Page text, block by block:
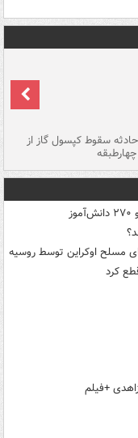
حادثه سقوط کپسول گاز از
مسلح اوکراین توسط روسیه
کرد
+فیلم